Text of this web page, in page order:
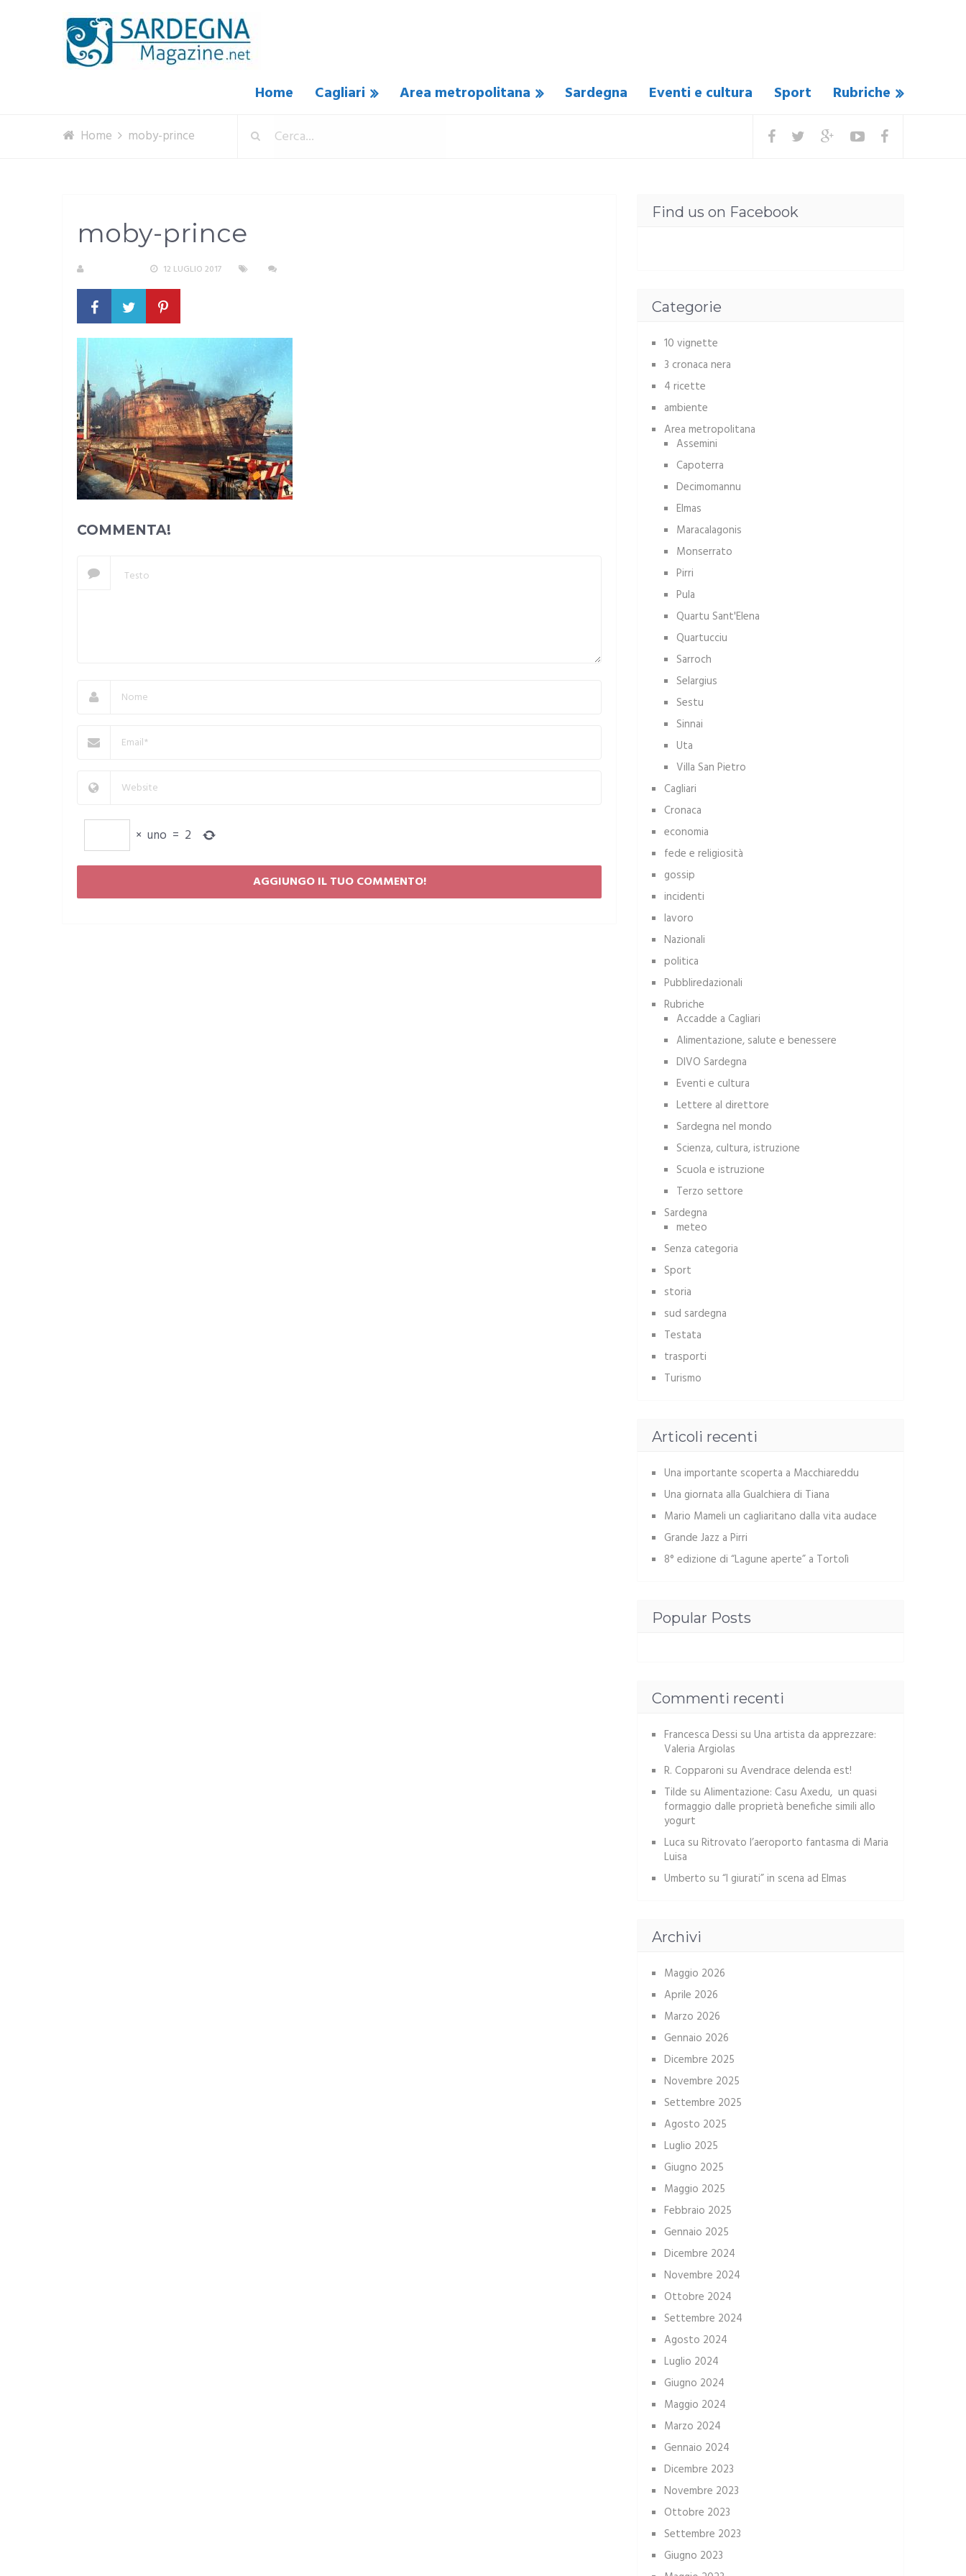
Home Cagliari Area metropolitana Sardegna Eventi e cultura Sport Rubriche
Home moby-prince
moby-prince
12 LUGLIO 2017
COMMENTA!
× uno = 2
Find us on Facebook
Categorie
10 vignette
3 cronaca nera
4 ricette
ambiente
Area metropolitana
Assemini
Capoterra
Decimomannu
Elmas
Maracalagonis
Monserrato
Pirri
Pula
Quartu Sant'Elena
Quartucciu
Sarroch
Selargius
Sestu
Sinnai
Uta
Villa San Pietro
Cagliari
Cronaca
economia
fede e religiosità
gossip
incidenti
lavoro
Nazionali
politica
Pubbliredazionali
Rubriche
Accadde a Cagliari
Alimentazione, salute e benessere
DIVO Sardegna
Eventi e cultura
Lettere al direttore
Sardegna nel mondo
Scienza, cultura, istruzione
Scuola e istruzione
Terzo settore
Sardegna
meteo
Senza categoria
Sport
storia
sud sardegna
Testata
trasporti
Turismo
Articoli recenti
Una importante scoperta a Macchiareddu
Una giornata alla Gualchiera di Tiana
Mario Mameli un cagliaritano dalla vita audace
Grande Jazz a Pirri
8° edizione di “Lagune aperte” a Tortolì
Popular Posts
Commenti recenti
Francesca Dessi su Una artista da apprezzare:
Valeria Argiolas
R. Copparoni su Avendrace delenda est!
Tilde su Alimentazione: Casu Axedu, un quasi
formaggio dalle proprietà benefiche simili allo
yogurt
Luca su Ritrovato l’aeroporto fantasma di Maria
Luisa
Umberto su “I giurati” in scena ad Elmas
Archivi
Maggio 2026
Aprile 2026
Marzo 2026
Gennaio 2026
Dicembre 2025
Novembre 2025
Settembre 2025
Agosto 2025
Luglio 2025
Giugno 2025
Maggio 2025
Febbraio 2025
Gennaio 2025
Dicembre 2024
Novembre 2024
Ottobre 2024
Settembre 2024
Agosto 2024
Luglio 2024
Giugno 2024
Maggio 2024
Marzo 2024
Gennaio 2024
Dicembre 2023
Novembre 2023
Ottobre 2023
Settembre 2023
Giugno 2023